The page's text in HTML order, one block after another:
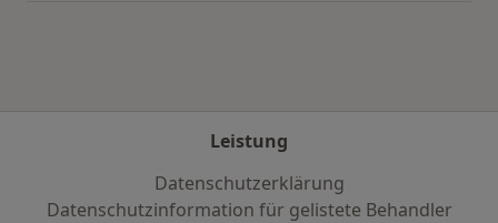
Leistung
Datenschutzerklärung
Datenschutzinformation für gelistete Behandler